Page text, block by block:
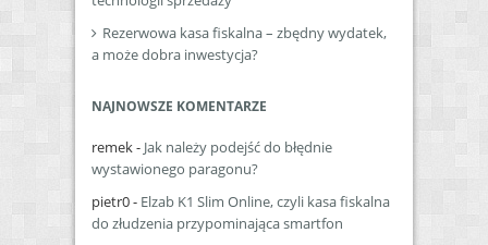
Rezerwowa kasa fiskalna – zbędny wydatek,
a może dobra inwestycja?
NAJNOWSZE KOMENTARZE
remek- Jak należy podejść do błędnie
wystawionego paragonu?
pietr0- Elzab K1 Slim Online, czyli kasa fiskalna
do złudzenia przypominająca smartfon